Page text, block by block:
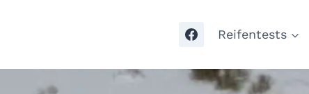
Reifentests